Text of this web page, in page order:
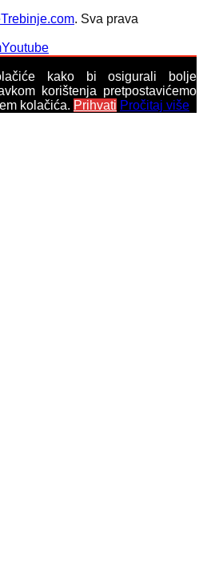
. Sva prava
Youtube
kako bi osigurali bolje
korištenja pretpostavićemo
kolačića. Prihvati Pročitaj više